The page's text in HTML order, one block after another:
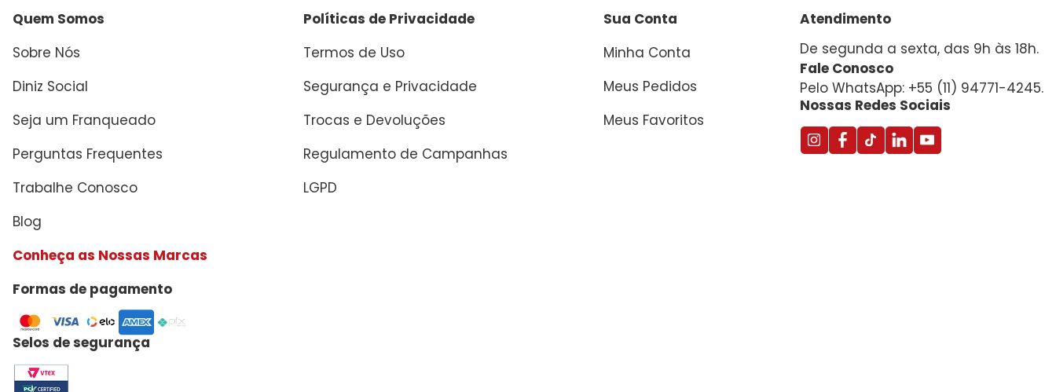
Quem Somos
Sobre Nós
Diniz Social
Seja um Franqueado
Perguntas Frequentes
Trabalhe Conosco
Blog
Conheça as Nossas Marcas
Políticas de Privacidade
Termos de Uso
Segurança e Privacidade
Trocas e Devoluções
Regulamento de Campanhas
LGPD
Sua Conta
Minha Conta
Meus Pedidos
Meus Favoritos
Atendimento
De segunda a sexta, das 9h às 18h.
Fale Conosco
Pelo WhatsApp: +55 (11) 94771-4245.
Nossas Redes Sociais
Formas de pagamento
Selos de segurança